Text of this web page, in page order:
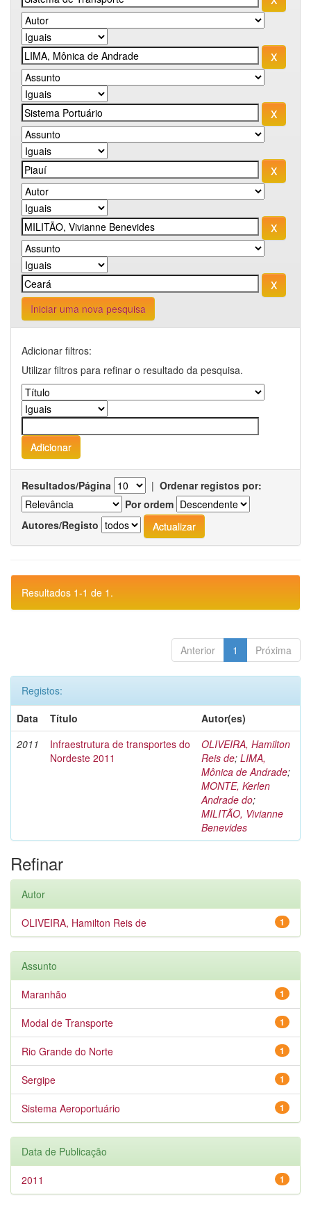
Iniciar uma nova pesquisa
Adicionar filtros:
Utilizar filtros para refinar o resultado da pesquisa.
Resultados/Página | Ordenar registos por:
Por ordem
Autores/Registo
Resultados 1-1 de 1.
Anterior 1 Próxima
Registos:
Data
Título
Autor(es)
2011
Infraestrutura de transportes do
Nordeste 2011
OLIVEIRA, Hamilton
Reis de; LIMA,
Mônica de Andrade;
MONTE, Kerlen
Andrade do;
MILITÃO, Vivianne
Benevides
Refinar
Autor
1
OLIVEIRA, Hamilton Reis de
Assunto
1
Maranhão
1
Modal de Transporte
1
Rio Grande do Norte
1
Sergipe
1
Sistema Aeroportuário
Data de Publicação
1
2011